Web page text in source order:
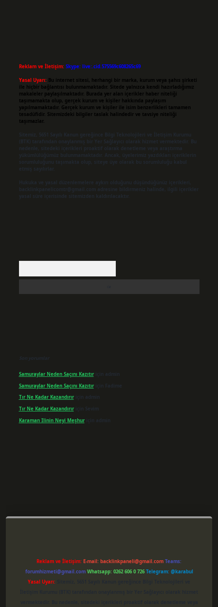
Reklam ve İletişim: Skype: live:.cid.575569c608265c69
Yasal Uyarı: Bu internet sitesi, herhangi bir marka, kurum veya şahıs şirketi
ile hiçbir bağlantısı bulunmamaktadır. Sitede yalnızca kendi hazırladığımız
makaleler paylaşılmaktadır. Burada yer alan içerikler haber niteliği
taşımamakta olup, gerçek kurum ve kişiler hakkında paylaşım
yapılmamaktadır. Gerçek kurum ve kişiler ile isim benzerlikleri tamamen
tesadüfidir. Sitemizdeki bilgiler taslak halindedir ve tavsiye niteliği
taşımazlar.
Sitemiz, 5651 Sayılı Kanun gereğince Bilgi Teknolojileri ve İletişim Kurumu
(BTK) tarafından onaylanmış bir Yer Sağlayıcı olarak hizmet vermektedir. Bu
nedenle, sitedeki içerikleri proaktif olarak denetleme veya araştırma
yükümlülüğümüz bulunmamaktadır. Ancak, üyelerimiz yazdıkları içeriklerin
sorumluluğunu taşımakta olup, siteye üye olarak bu sorumluluğu kabul
etmiş sayılırlar.
Hukuka ve yasal düzenlemelere aykırı olduğunu düşündüğünüz içerikleri,
backlinkpanelicomtr@gmail.com
adresine bildirmeniz halinde, ilgili içerikler
yasal süre içerisinde sitemizden kaldırılacaktır.
Son yorumlar
Samuraylar Neden Saçını Kazıtıriçin admin
Samuraylar Neden Saçını Kazıtıriçin Fadime
Tır Ne Kadar Kazandırıriçin admin
Tır Ne Kadar Kazandırıriçin Sevim
Karaman Ilinin Neyi Meşhuriçin admin
Reklam ve İletişim: E-mail: backlinkpaneli@gmail.com Teams:
forumhizmeti@gmail.com Whatsapp: 0262 606 0 726 Telegram: @karabul
Yasal Uyarı: